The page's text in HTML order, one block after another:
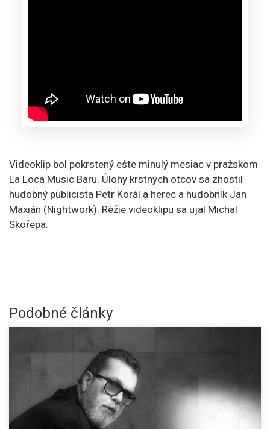
Videoklip bol pokrstený ešte minulý mesiac v pražskom
La Loca Music Baru. Úlohy krstných otcov sa zhostil
hudobný publicista Petr Korál a herec a hudobník Jan
Maxián (Nightwork). Réžie videoklipu sa ujal Michal
Skořepa.
Podobné články